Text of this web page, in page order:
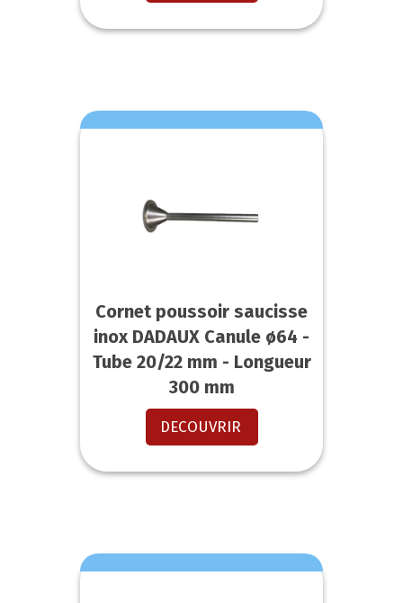
Cornet poussoir saucisse
inox DADAUX Canule ø64 -
Tube 20/22 mm - Longueur
300 mm
DECOUVRIR